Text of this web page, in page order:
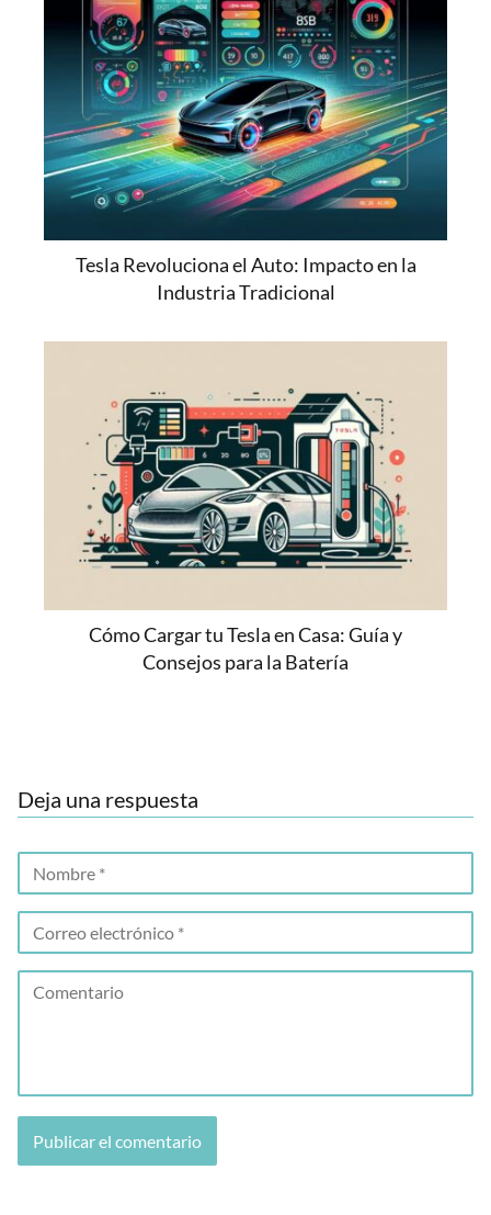
Tesla Revoluciona el Auto: Impacto en la
Industria Tradicional
Cómo Cargar tu Tesla en Casa: Guía y
Consejos para la Batería
Deja una respuesta